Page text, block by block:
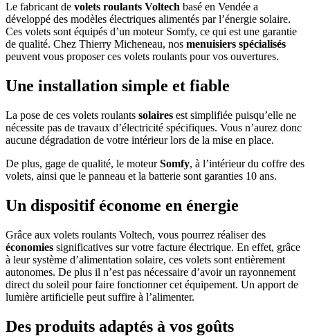
Le fabricant de volets roulants Voltech basé en Vendée a
développé des modèles électriques alimentés par l’énergie solaire.
Ces volets sont équipés d’un moteur Somfy, ce qui est une garantie
de qualité. Chez Thierry Micheneau, nos menuisiers spécialisés
peuvent vous proposer ces volets roulants pour vos ouvertures.
Une installation simple et fiable
La pose de ces volets roulants solaires est simplifiée puisqu’elle ne
nécessite pas de travaux d’électricité spécifiques. Vous n’aurez donc
aucune dégradation de votre intérieur lors de la mise en place.
De plus, gage de qualité, le moteurSomfy, à l’intérieur du coffre des
volets, ainsi que le panneau et la batterie sont garanties 10 ans.
Un dispositif économe en énergie
Grâce aux volets roulants Voltech, vous pourrez réaliser des
économies significatives sur votre facture électrique. En effet, grâce
à leur système d’alimentation solaire, ces volets sont entièrement
autonomes. De plus il n’est pas nécessaire d’avoir un rayonnement
direct du soleil pour faire fonctionner cet équipement. Un apport de
lumière artificielle peut suffire à l’alimenter.
Des produits adaptés à vos goûts